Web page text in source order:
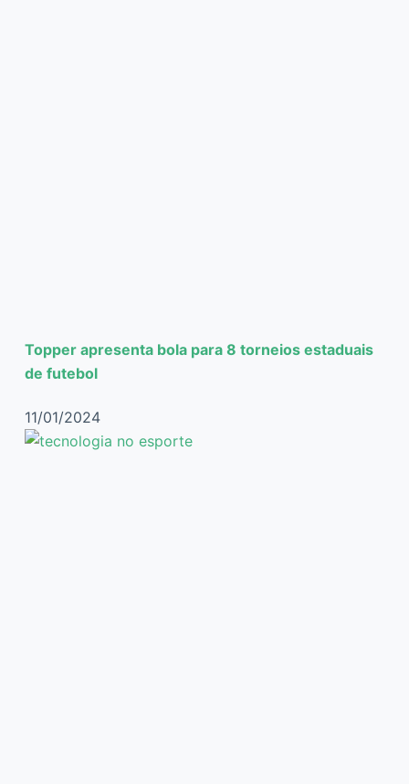
Topper apresenta bola para 8 torneios estaduais
de futebol
11/01/2024